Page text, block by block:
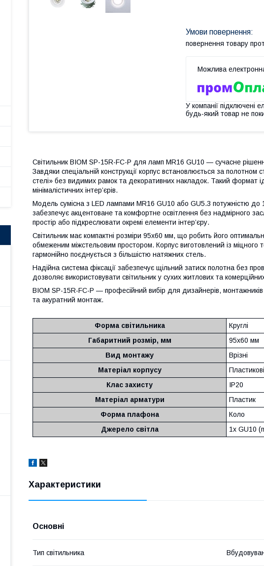
повернення товару
У компанії підключені
будь-який товар не
Світильник BIOM SP-15R-FC-P для ламп MR16 GU10 — сучасне
Завдяки спеціальній конструкції корпус встановлюється за
стелі» без видимих рамок та декоративних накладок. Такий формат
мінімалістичних інтер’єрів.
Модель сумісна з LED лампами MR16 GU10 або GU5.3 потужністю до
забезпечує акцентоване та комфортне освітлення без надмірного
простір або підкреслювати окремі елементи інтер’єру.
Світильник має компактні розміри 95x60 мм, що робить його
обмеженим міжстельовим простором. Корпус виготовлений із міцного
гармонійно поєднується з більшістю натяжних стель.
Надійна система фіксації забезпечує щільний затиск полотна без
дозволяє використовувати світильник у сухих житлових та
BIOM SP-15R-FC-P — професійний вибір для дизайнерів, монтажників
та акуратний монтаж.
Форма світильника
Круглі
Габаритний розмір, мм
95x60 мм
Вид монтажу
Врізні
Матеріал корпусу
Пластикові
Клас захисту
IP20
Матеріал арматури
Пластик
Форма плафона
Коло
Джерело світла
1x GU10
Характеристики
Основні
Тип світильника